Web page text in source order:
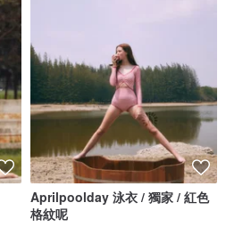
Aprilpoolday 泳衣 / 獨家 / 紅色
格紋呢